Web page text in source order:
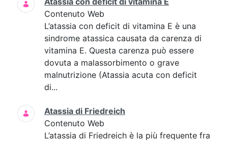
Contenuto Web
L’atassia con deficit di vitamina E è una
sindrome atassica causata da carenza di
vitamina E. Questa carenza può essere
dovuta a malassorbimento o grave
malnutrizione (Atassia acuta con deficit
di...
Atassia di Friedreich
Contenuto Web
L’atassia di Friedreich è la più frequente fra